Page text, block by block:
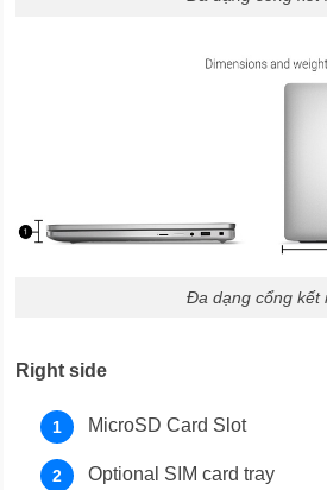
Đa dạng cổng kết
Right side
MicroSD Card Slot
Optional SIM card tray